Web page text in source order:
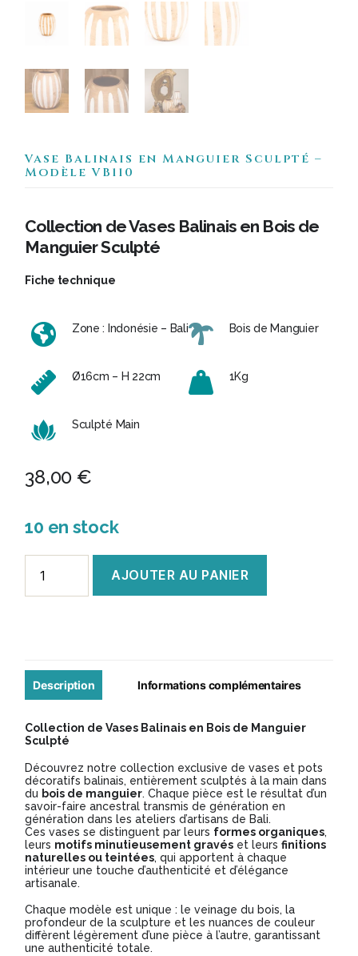
Vase Balinais en Manguier Sculpté –
Modèle VB110
Collection de Vases Balinais en Bois de
Manguier Sculpté
Fiche technique
Zone : Indonésie – Bali
Ø16cm – H 22cm
Sculpté Main
Bois de Manguier
1Kg
38,00 €
10 en stock
Manguier
-
VB110
AJOUTER AU PANIER
Description Informations complémentaires
Collection de Vases Balinais en Bois de Manguier
Sculpté
Découvrez notre collection exclusive de vases et pots
décoratifs balinais, entièrement sculptés à la main dans
du bois de manguier. Chaque pièce est le résultat d’un
savoir-faire ancestral transmis de génération en
génération dans les ateliers d’artisans de Bali.
Ces vases se distinguent par leurs formes organiques,
leurs motifs minutieusement gravés et leursfinitions
naturelles ou teintées, qui apportent à chaque
intérieur une touche d’authenticité et d’élégance
artisanale.
Chaque modèle est unique : le veinage du bois, la
profondeur de la sculpture et les nuances de couleur
diffèrent légèrement d’une pièce à l’autre, garantissant
une authenticité totale.